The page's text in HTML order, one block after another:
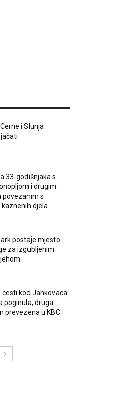
i Slunja
33-godišnjaka s
i drugim
s
djela
postaje mjesto
za izgubljenim
cesti kod Jankovaca:
poginula, druga
prevezena u KBC